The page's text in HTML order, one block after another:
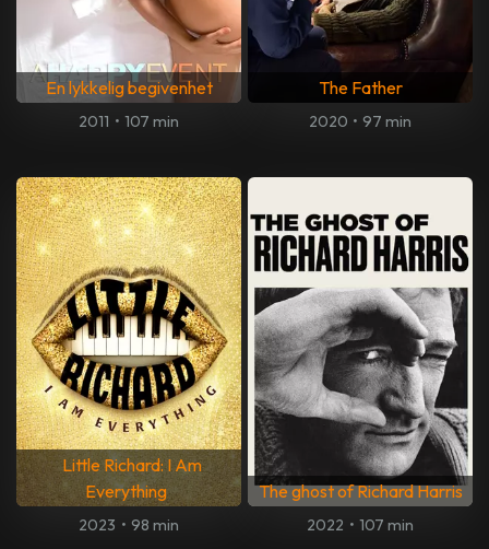
En lykkelig begivenhet
2011 • 107 min
The Father
2020 • 97 min
Little Richard: I Am
Everything
2023 • 98 min
The ghost of Richard Harris
2022 • 107 min